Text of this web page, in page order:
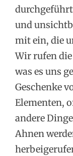
und
mit ein, die
Wir rufen
was es uns
Geschenke
Elementen,
andere
Ahnen